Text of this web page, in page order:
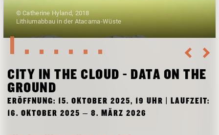
FORSCHUNG
© Catherine Hyland, 2018
Lithiumabbau in der Atacama-Wüste
CITY IN THE CLOUD - DATA ON THE
GROUND
ERÖFFNUNG: 15. OKTOBER 2025, 19 UHR | LAUFZEIT:
16. OKTOBER 2025 – 8. MÄRZ 2026